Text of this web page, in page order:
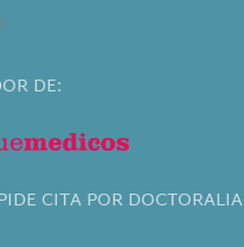
DE:
CITA POR DOCTORALIA